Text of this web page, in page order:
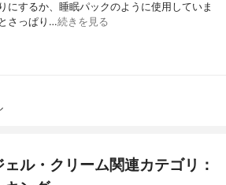
にするか、睡眠パックのように使用していま
さっぱり…続きを見る
ル・クリーム関連カテゴリ：